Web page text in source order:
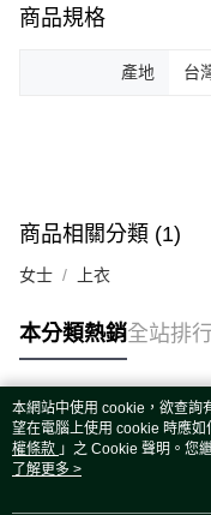
宅配
商品規格
產地 台
商品相關分類 (1)
女士 上衣
本分類熱銷全站排行
熱門標籤
本網站中使用 cookie，欲查詢
望在電腦上使用 cookie 時應
權條款 」之 Cookie 聲明。您
用條款之 Cookie 聲明使用
了解更多 >